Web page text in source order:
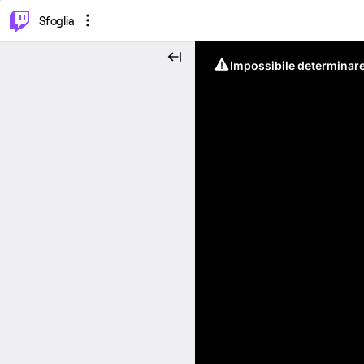
Sfoglia
Impossibile